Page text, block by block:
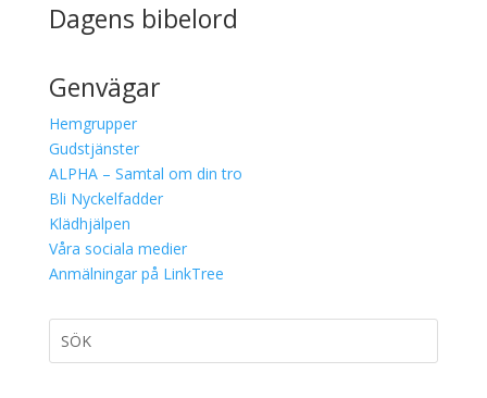
Dagens bibelord
Genvägar
Hemgrupper
Gudstjänster
ALPHA – Samtal om din tro
Bli Nyckelfadder
Klädhjälpen
Våra sociala medier
Anmälningar på LinkTree